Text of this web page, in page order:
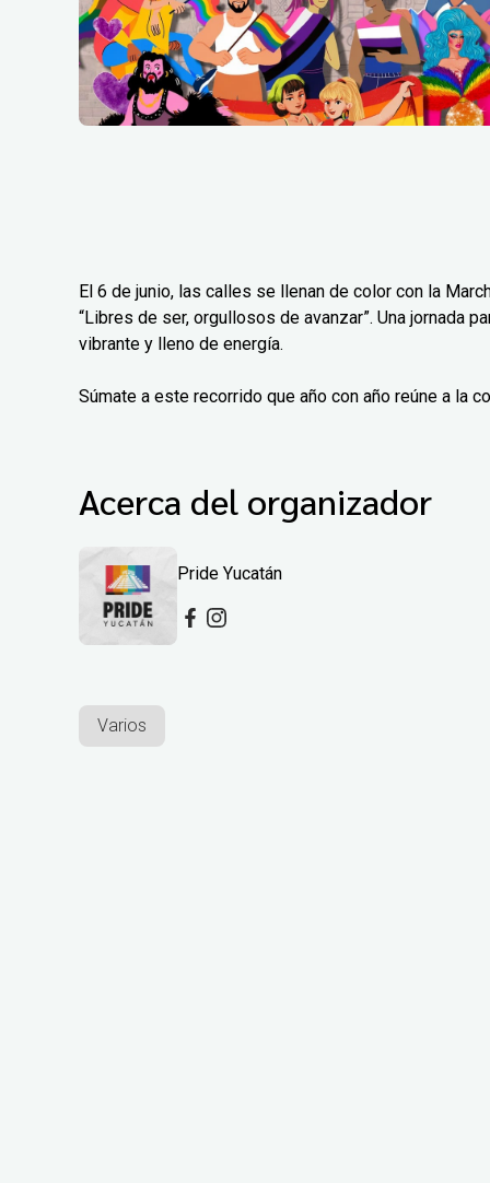
El 6 de junio, las calles se llenan de color con la
“Libres de ser, orgullosos de avanzar”. Una jornada
vibrante y lleno de energía.
Súmate a este recorrido que año con año reúne a la
Acerca del organizador
Pride Yucatán
Varios